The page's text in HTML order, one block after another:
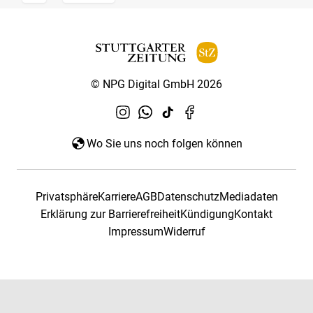
© NPG Digital GmbH 2026
Wo Sie uns noch folgen können
PrivatsphäreKarriereAGBDatenschutzMediadaten
Erklärung zur BarrierefreiheitKündigungKontakt
ImpressumWiderruf